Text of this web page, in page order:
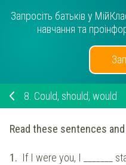
Запросіть батьків у
навчання та
8. Could, should, would
Read these sentences
1. If I were you, I _______